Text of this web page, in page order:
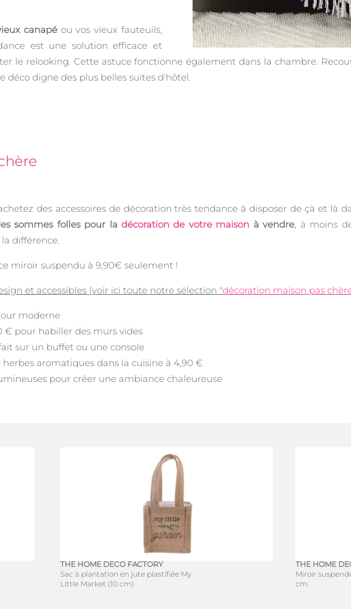
canapéou vos vieux fauteuils,
est une solution efficace et
le relooking. Cette astuce fonctionne également dans la chambre.
déco digne des plus belles suites d'hôtel.
des accessoires de décoration très tendance à disposer de çà et là
sommes folles pour ladécoration de votre maison à vendre, à moins
différence.
miroir suspendu à 9,90€ seulement !
et accessibles (voir ici toute notre sélection "décoration maison pas
moderne
pour habiller des murs vides
sur un buffet ou une console
aromatiques dans la cuisine à 4,90 €
pour créer une ambiance chaleureuse
THE HOME DECO FACTORY
Sac à plantation en jute plastifiée My
Little Market (10 cm)
THE HOME
Miroir
cm